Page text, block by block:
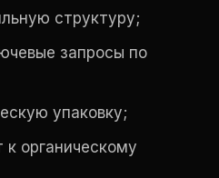
структуру;
запросы по
упаковку;
к органическому